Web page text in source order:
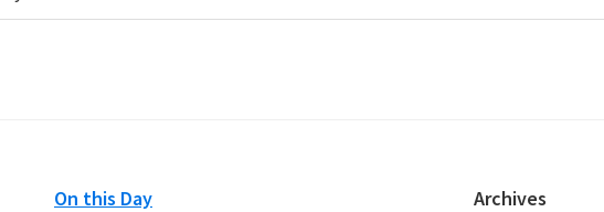
On this Day
Archives